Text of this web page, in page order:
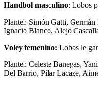
Handbol masculino: Lobos
Plantel: Simón Gatti,
Ignacio Blanco, Alejo
Voley femenino: Lobos le
Plantel: Celeste Banegas,
Del Barrio, Pilar Lacaze,